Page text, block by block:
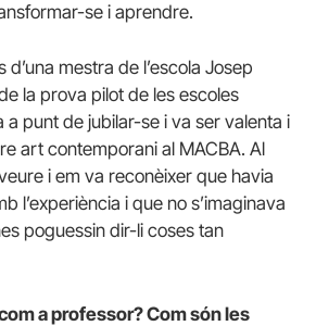
se i aprendre.
d’una mestra de l’escola Josep
la prova pilot de les escoles
a punt de jubilar-se i va ser valenta i
art contemporani al MACBA. Al
i em va reconèixer que havia
l’experiència i que no s’imaginava
poguessin dir-li coses tan
a professor? Com són les